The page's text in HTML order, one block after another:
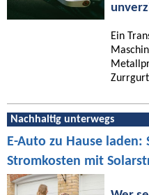
Ein
Nachhaltig unterwegs
E-Auto zu Hause laden:
Stromkosten mit